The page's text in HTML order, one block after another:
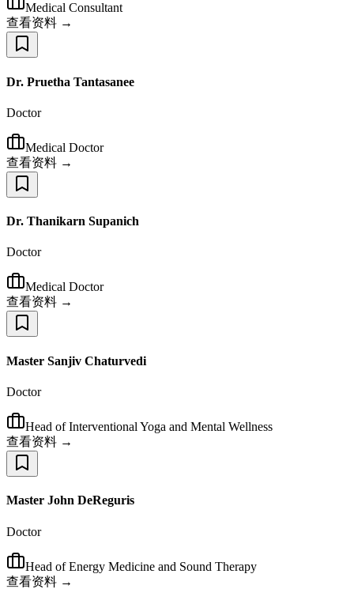
Medical Consultant
查看资料 →
Dr. Pruetha Tantasanee
Doctor
Medical Doctor
查看资料 →
Dr. Thanikarn Supanich
Doctor
Medical Doctor
查看资料 →
Master Sanjiv Chaturvedi
Doctor
Head of Interventional Yoga and Mental Wellness
查看资料 →
Master John DeReguris
Doctor
Head of Energy Medicine and Sound Therapy
查看资料 →